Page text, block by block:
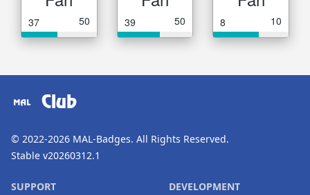
37 50 39 50 8 10
Club
© 2022-2026 MAL-Badges. All Rights Reserved.
Stable v20260312.1
SUPPORT DEVELOPMENT